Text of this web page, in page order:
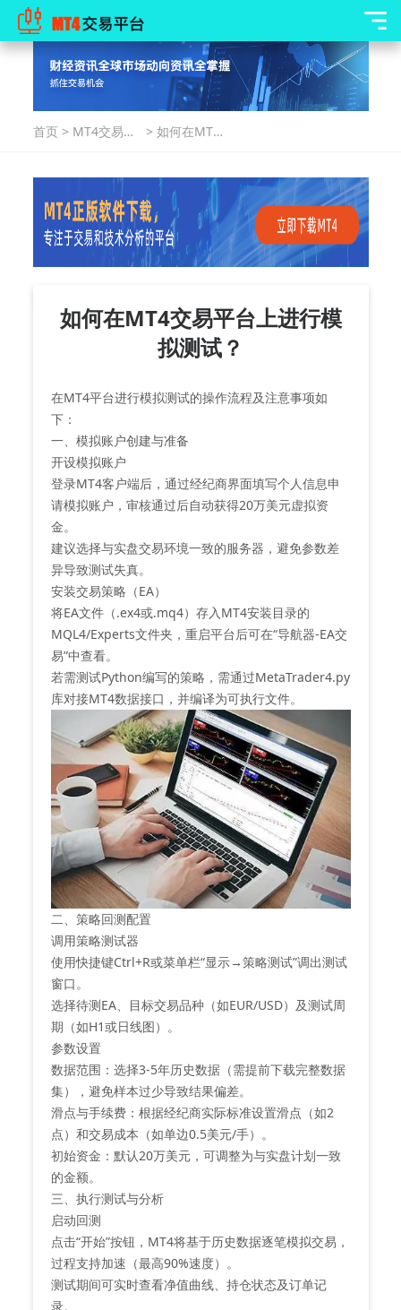
首页 > MT4交易指
> 如何在MT4
试？
如何在MT4交易平台上进行模
拟测试？
在MT4平台进行模拟测试的操作流程及注意事项如
下：
一、模拟账户创建与准备
‌开设模拟账户‌
登录MT4客户端后，通过经纪商界面填写个人信息申
请模拟账户，审核通过后自动获得20万美元虚拟资
金。
建议选择与实盘交易环境一致的服务器，避免参数差
异导致测试失真。
‌安装交易策略（EA）‌
将EA文件（.ex4或.mq4）存入MT4安装目录的
MQL4/Experts文件夹，重启平台后可在“导航器-EA交
易”中查看。
若需测试Python编写的策略，需通过MetaTrader4.py
库对接MT4数据接口，并编译为可执行文件。
二、策略回测配置
‌调用策略测试器‌
使用快捷键Ctrl+R或菜单栏“显示→策略测试”调出测试
窗口。
选择待测EA、目标交易品种（如EUR/USD）及测试周
期（如H1或日线图）。
‌参数设置‌
‌数据范围‌：选择3-5年历史数据（需提前下载完整数据
集），避免样本过少导致结果偏差。
‌滑点与手续费‌：根据经纪商实际标准设置滑点（如2
点）和交易成本（如单边0.5美元/手）。
‌初始资金‌：默认20万美元，可调整为与实盘计划一致
的金额。
三、执行测试与分析
‌启动回测‌
点击“开始”按钮，MT4将基于历史数据逐笔模拟交易，
过程支持加速（最高90%速度）。
测试期间可实时查看净值曲线、持仓状态及订单记
录。